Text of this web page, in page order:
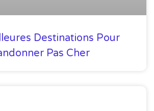
Destinations Pour
Pas Cher